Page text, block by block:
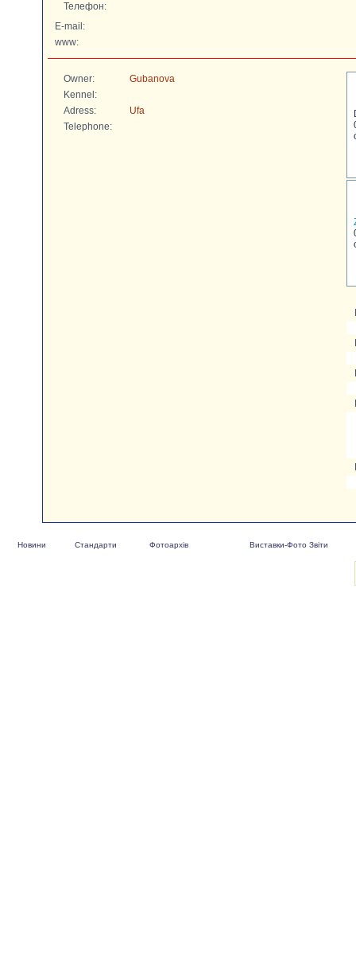
Телефон:
E-mail:
www:
Owner:
Gubanova
Kennel:
Adress:
Ufa
Telephone:
Новини Стандарти Фотоархів Виставки-Фото Звіти